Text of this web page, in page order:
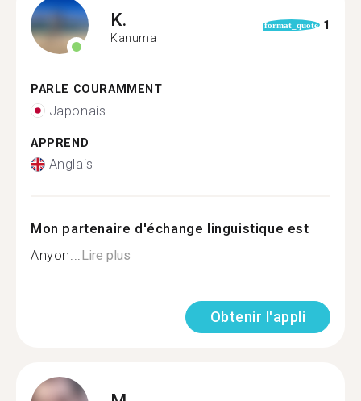
K.
Kanuma
format_quote 1
PARLE COURAMMENT
Japonais
APPREND
Anglais
Mon partenaire d'échange linguistique est
Anyon...Lire plus
Obtenir l'appli